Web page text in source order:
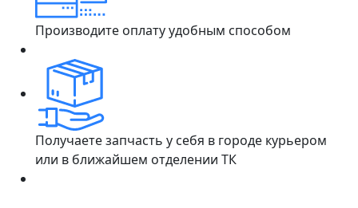
Производите оплату удобным способом
Получаете запчасть у себя в городе курьером
или в ближайшем отделении ТК